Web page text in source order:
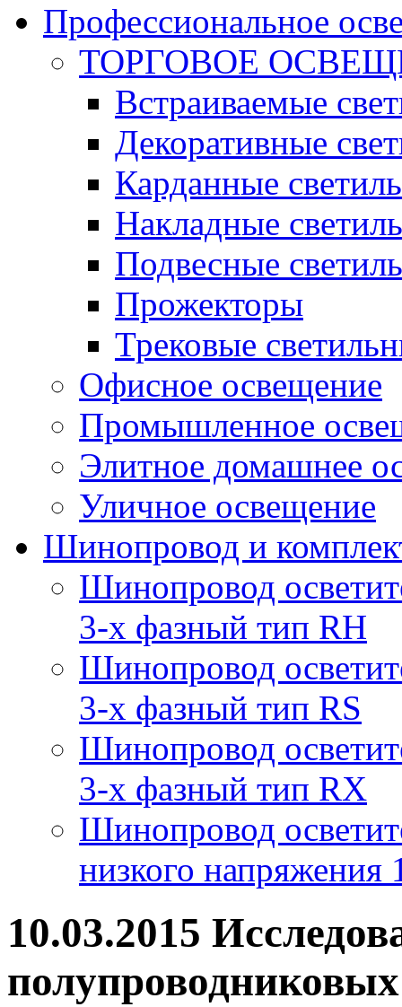
Профессиональное
ТОРГОВОЕ
Встраиваемые
Декоративные
Карданные
Накладные
Подвесные
Прожекторы
Трековые
Офисное освещение
Промышленное
Элитное домашнее
Уличное освещение
Шинопровод и
Шинопровод
3-х фазный тип RH
Шинопровод
3-х фазный тип RS
Шинопровод
3-х фазный тип RX
Шинопровод
низкого напряжения
10.03.2015